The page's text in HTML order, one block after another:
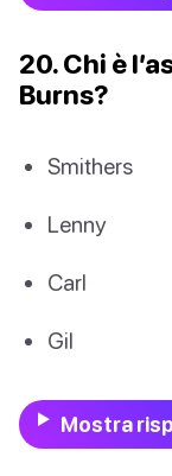
20. Chi è
Burns?
Smithers
Lenny
Carl
Gil
Mostra